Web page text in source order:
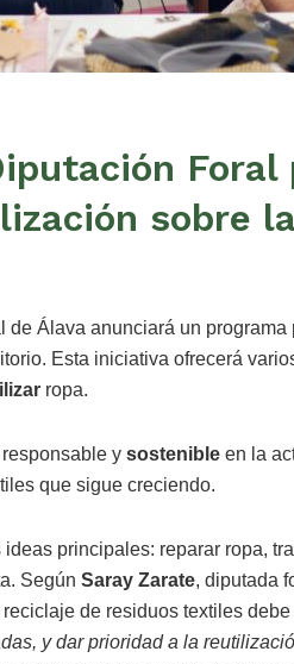
Foral
sobre
Álava anunciará un
Esta iniciativa ofrecerá
ropa.
y sostenible en la
que sigue creciendo.
principales: reparar ropa,
Según Saray Zarate, diputada
de residuos textiles
y dar prioridad a la